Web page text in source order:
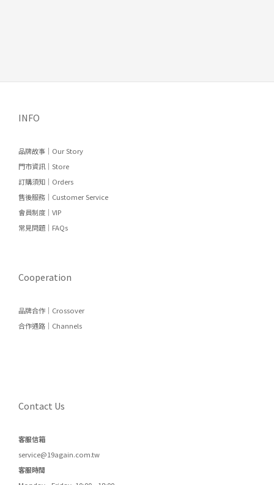
INFO
品牌故事｜Our Story
門市資訊｜Store
訂購須知｜Orders
售後服務｜Customer Service
會員制度｜VIP
常見問題｜FAQs
Cooperation
品牌合作｜Crossover
合作通路｜Channels
Contact Us
客服信箱
service@19again.com.tw
客服時間